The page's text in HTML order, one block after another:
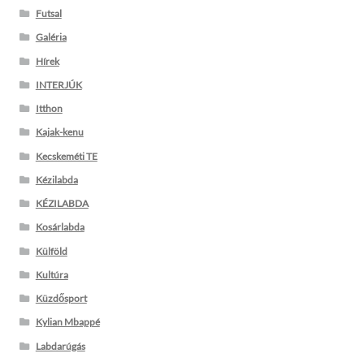
Futsal
Galéria
Hírek
INTERJÚK
Itthon
Kajak-kenu
Kecskeméti TE
Kézilabda
KÉZILABDA
Kosárlabda
Külföld
Kultúra
Küzdősport
Kylian Mbappé
Labdarúgás